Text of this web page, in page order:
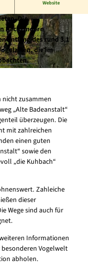
|CC-BY-SA
Website
Die
Heckrindern
entlang des rund 3,1
die im
nicht zusammen
„Alte Badeanstalt“
überzeugen. Die
mit zahlreichen
einen guten
sowie den
„die Kuhbach“
Zahleiche
dieser
Wege sind auch für
Informationen
Vogelwelt
abholen.